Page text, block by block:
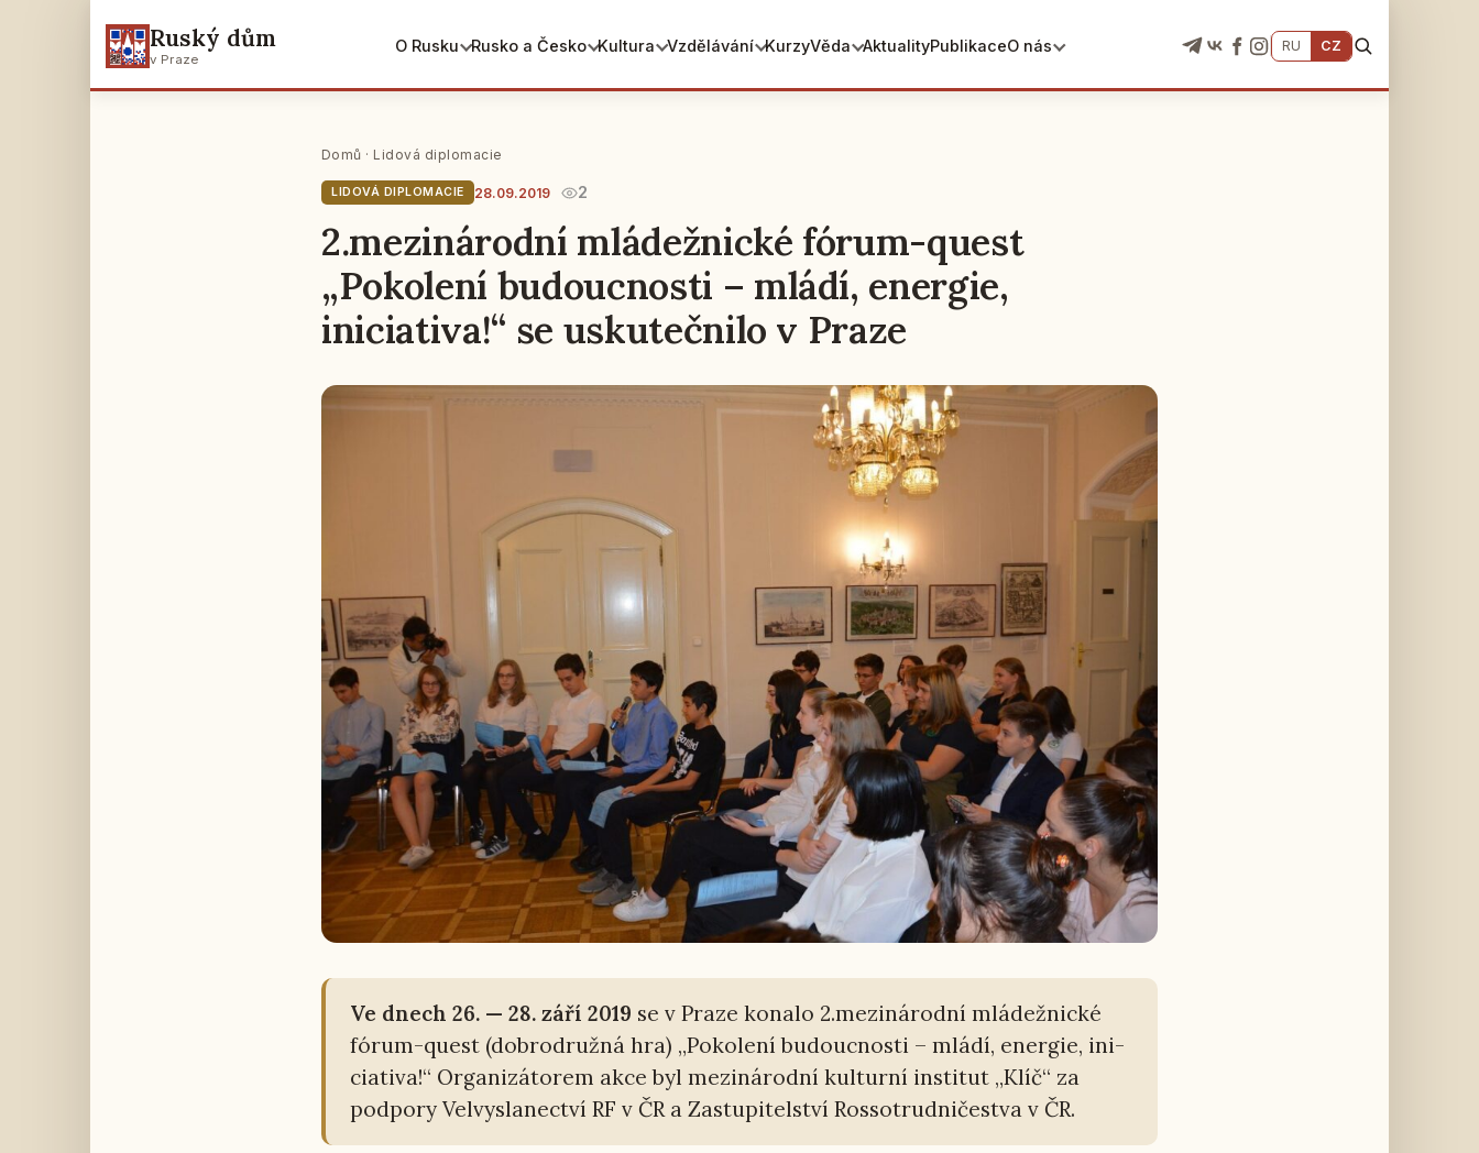
Ruský dům
v Praze
O Rusku Rusko a Česko Kultura Vzdělávání KurzyVěda AktualityPublikaceO nás RU CZ
Domů · Lidová diplomacie
LIDOVÁ DIPLOMACIE 28.09.2019 2
2.mezinárodní mládežnické fórum-quest
„Pokolení budoucnosti – mládí, energie,
iniciativa!“ se uskutečnilo v Praze
Ve dnech 26. — 28. září 2019 se v Praze konalo 2.me­zi­ná­rod­ní mlá­dež­nic­ké
fórum-quest (dob­ro­druž­ná hra) „Po­ko­le­ní bu­douc­nos­ti – mládí, ener­gie, ini­
ci­a­ti­va!“ Or­ga­ni­zá­to­rem akce byl me­zi­ná­rod­ní kul­tur­ní in­sti­tut „Klíč“ za
pod­po­ry Vel­vy­sla­nec­tví RF v ČR a Za­stu­pi­tel­ství Ros­so­trud­ni­čestva v ČR.